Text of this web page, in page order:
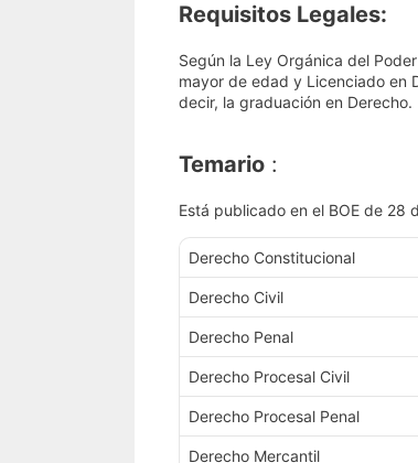
Requisitos Legales:
Según la Ley Orgánica del
mayor de edad y Licenciado en
decir, la graduación en Derecho.
Temario :
Está publicado en el BOE de 28
Derecho Constitucional
Derecho Civil
Derecho Penal
Derecho Procesal Civil
Derecho Procesal Penal
Derecho Mercantil